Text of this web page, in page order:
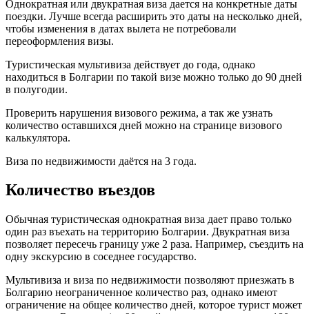
Однократная или двукратная виза дается на конкретные даты
поездки. Лучше всегда расширить это даты на несколько дней,
чтобы изменения в датах вылета не потребовали
переоформления визы.
Туристическая мультивиза действует до года, однако
находиться в Болгарии по такой визе можно только до 90 дней
в полугодии.
Проверить нарушения визового режима, а так же узнать
количество оставшихся дней можно на странице визового
калькулятора.
Виза по недвижимости даётся на 3 года.
Количество въездов
Обычная туристическая однократная виза дает право только
один раз въехать на территорию Болгарии. Двукратная виза
позволяет пересечь границу уже 2 раза. Например, съездить на
одну экскурсию в соседнее государство.
Мультивиза и виза по недвижимости позволяют приезжать в
Болгарию неограниченное количество раз, однако имеют
ограничение на общее количество дней, которое турист может